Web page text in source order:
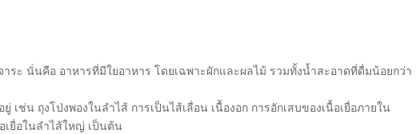
ระ นั่นคือ อาหารที่มีใยอาหาร โดยเฉพาะผักและผลไม้ รวมทั้งน้ำสะอาดที่ดื่มน้อยกว่า
เช่น ถุงโป่งพองในลำไส้ การเป็นไส้เลื่อน เนื้องอก การอักเสบของเนื้อเยื่อภายใน
เยื่อในลำไส้ใหญ่ เป็นต้น